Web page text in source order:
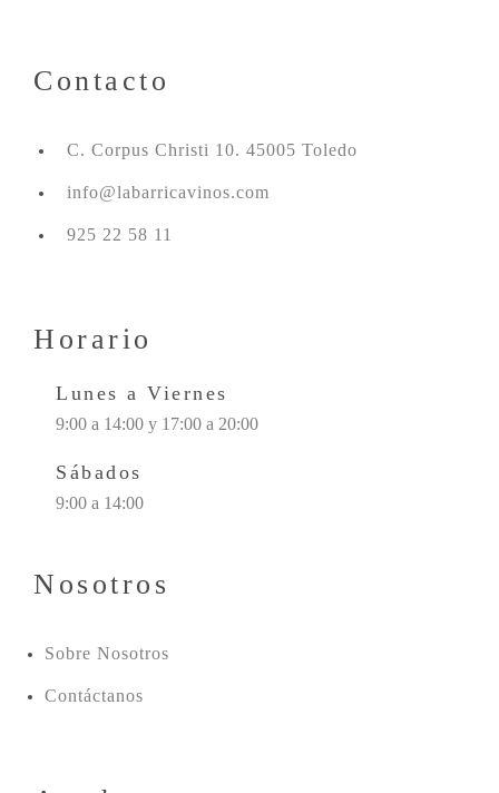
Contacto
C. Corpus Christi 10. 45005 Toledo
info@labarricavinos.com
925 22 58 11
Horario
Lunes a Viernes
9:00 a 14:00 y 17:00 a 20:00
Sábados
9:00 a 14:00
Nosotros
Sobre Nosotros
Contáctanos